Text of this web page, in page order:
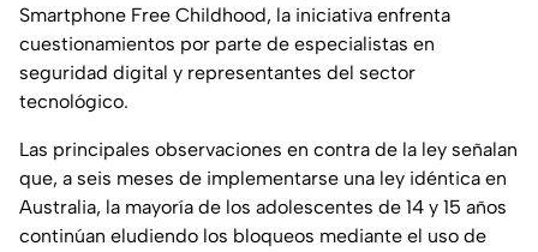
Smartphone Free Childhood, la iniciativa enfrenta
cuestionamientos por parte de especialistas en
seguridad digital y representantes del sector
tecnológico.
Las principales observaciones en contra de la ley señalan
que, a seis meses de implementarse una ley idéntica en
Australia, la mayoría de los adolescentes de 14 y 15 años
continúan eludiendo los bloqueos mediante el uso de